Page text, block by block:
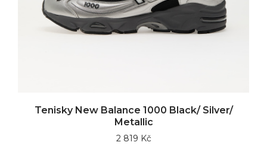
Tenisky New Balance 1000 Black/ Silver/
Metallic
2 819 Kč